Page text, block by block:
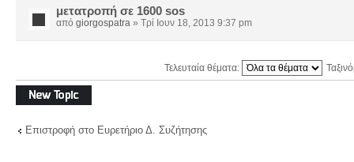
μετατροπή σε 1600 sos
από giorgospatra » Τρί Ιουν 18, 2013 9:37 pm
Τελευταία θέματα:
Δημιουργία νέου
θέματος
Επιστροφή στο Ευρετήριο Δ. Συζήτησης